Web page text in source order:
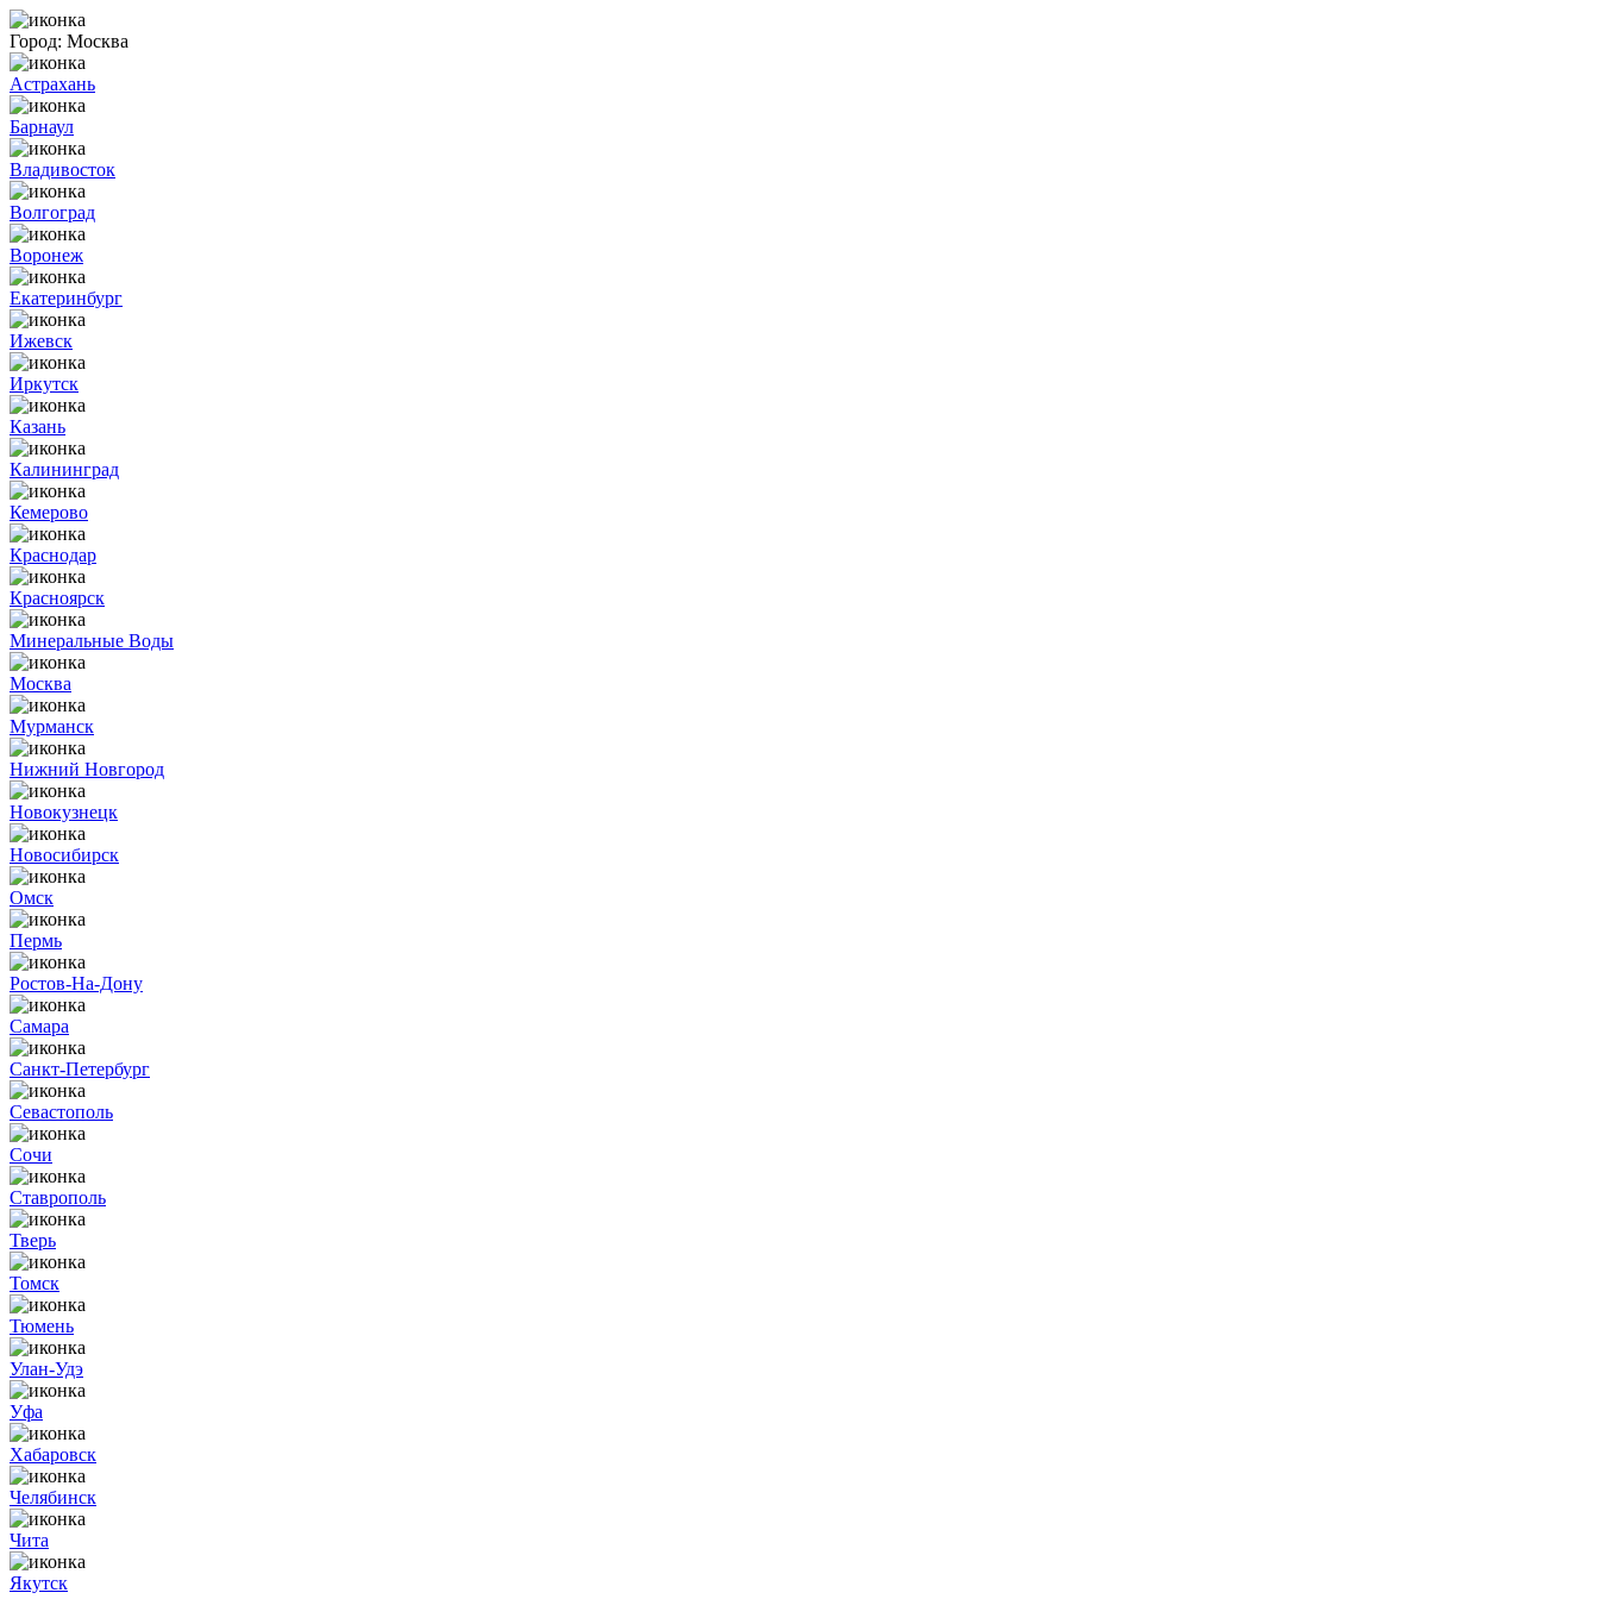
Город: Москва
Астрахань
Барнаул
Владивосток
Волгоград
Воронеж
Екатеринбург
Ижевск
Иркутск
Казань
Калининград
Кемерово
Краснодар
Красноярск
Минеральные Воды
Москва
Мурманск
Нижний Новгород
Новокузнецк
Новосибирск
Омск
Пермь
Ростов-На-Дону
Самара
Санкт-Петербург
Севастополь
Сочи
Ставрополь
Тверь
Томск
Тюмень
Улан-Удэ
Уфа
Хабаровск
Челябинск
Чита
Якутск